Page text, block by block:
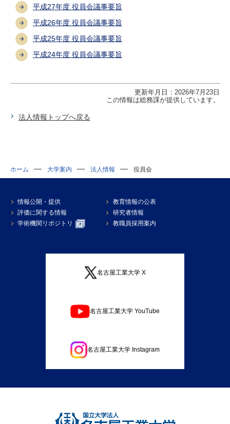
平成27年度 役員会議事要旨
平成26年度 役員会議事要旨
平成25年度 役員会議事要旨
平成24年度 役員会議事要旨
更新年月日：2026年7月23日
この情報は総務課が提供しています。
法人情報トップへ戻る
ホーム 大学案内 法人情報 役員会
情報公開・提供
教育情報の公表
評価に関する情報
研究者情報
学術機関リポジトリ
教職員採用案内
名古屋工業大学 X
名古屋工業大学 YouTube
名古屋工業大学 Instagram